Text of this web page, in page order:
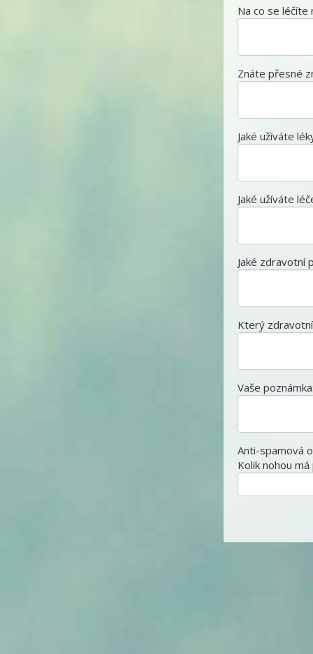
Na co se léčíte
Znáte přesné
Jaké užíváte
Jaké užíváte
Jaké zdravotní
Který
Vaše
Anti-spamová
Kolik nohou